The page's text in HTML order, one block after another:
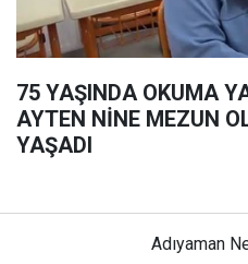
75 YAŞINDA OKUMA
AYTEN NİNE MEZUN
YAŞADI
Adıyaman